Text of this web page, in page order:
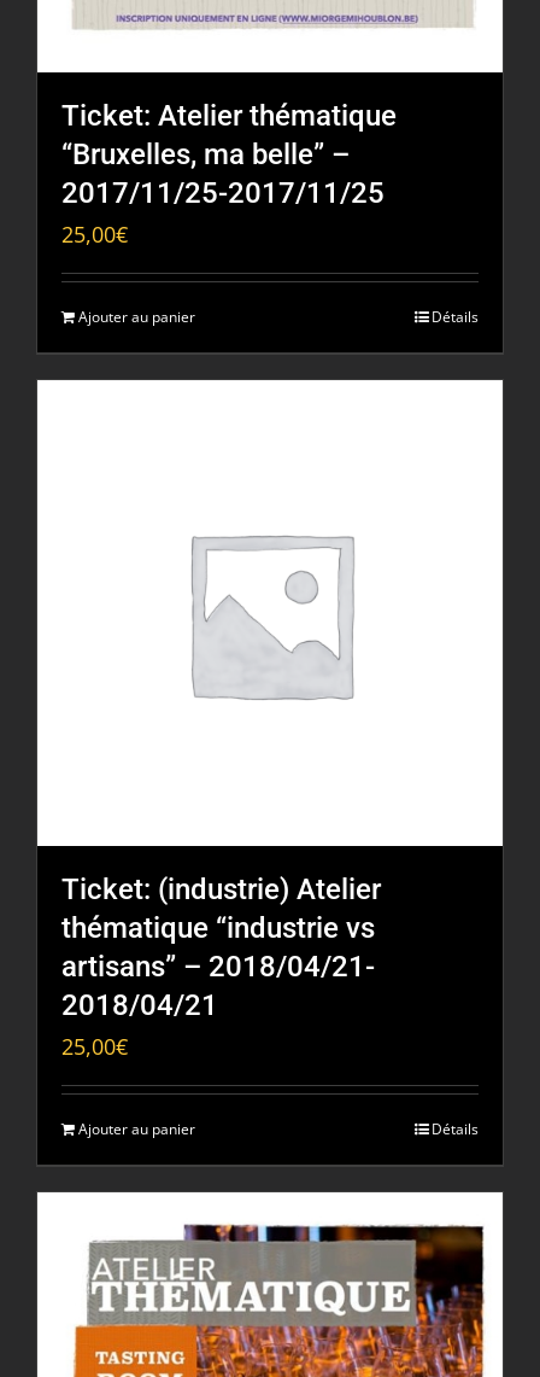
Ticket: Atelier thématique
“Bruxelles, ma belle” –
2017/11/25-2017/11/25
25,00€
Ajouter au panier Détails
Ticket: (industrie) Atelier
thématique “industrie vs
artisans” – 2018/04/21-
2018/04/21
25,00€
Ajouter au panier Détails